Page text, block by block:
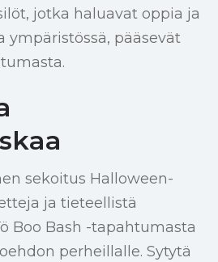
jotka haluavat oppia ja
ympäristössä, pääsevät
sekoitus Halloween-
ja tieteellistä
Boo Bash -tapahtumasta
perheillalle. Sytytä